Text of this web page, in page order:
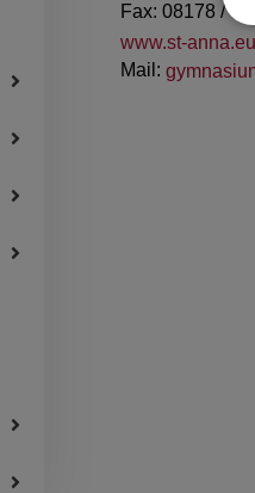
Fax: 08178 /
www.st-anna.eu
Mail: